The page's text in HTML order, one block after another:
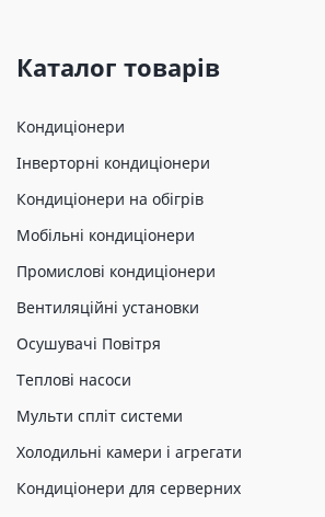
Каталог товарів
Кондиціонери
Інверторні кондиціонери
Кондиціонери на обігрів
Мобільні кондиціонери
Промислові кондиціонери
Вентиляційні установки
Осушувачі Повітря
Теплові насоси
Мульти спліт системи
Холодильні камери і агрегати
Кондиціонери для серверних